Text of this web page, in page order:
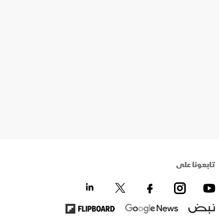
تابعونا على